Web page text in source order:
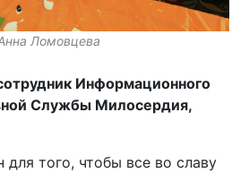
Ломовцева
Информационного
Службы Милосердия,
для того, чтобы все во славу